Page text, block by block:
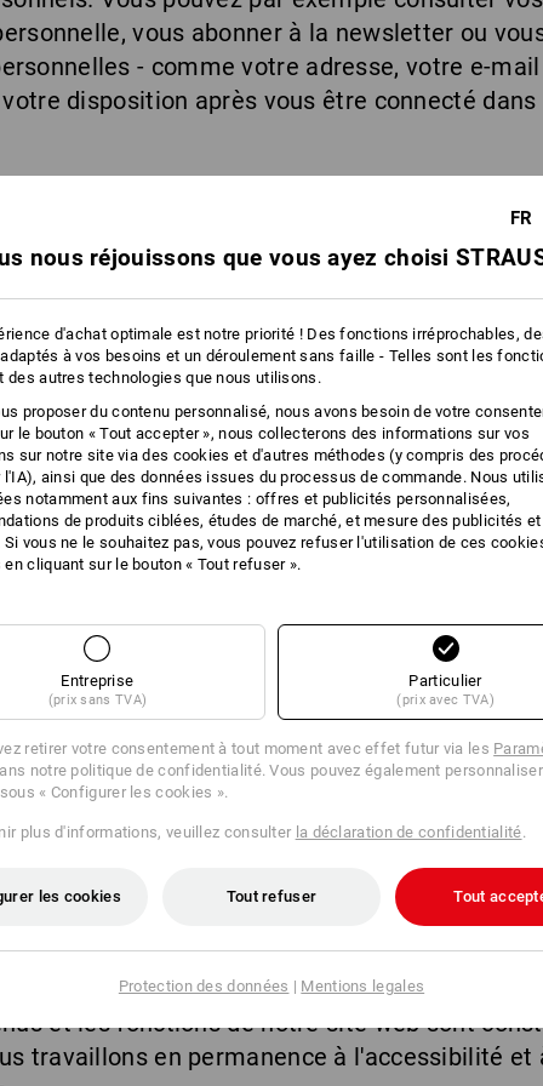
vous abonner à la newsletter ou
- comme votre adresse, votre e-
disposition après vous être connecté
en ligne
de notre boutique en ligne, nous avons
images: Toutes les images et icônes
notre site web permet une navigation
éléments interactifs tels que les liens, les
et en les activant par Enter ou la barre
Able®: notre site web intègre l'outilEye-
aux utilisateurs d'adapter individuellement la
peut citer
des caractères
et du contraste
et fonction de lecture
lumière bleue
comme l'agrandissement du curseur
ligne Strauss quant au respect des exigences
réalisée le01/04/2025. L'auto-évaluation
mondiales Web Content Accessibility
et les fonctions de notre site web sont
travaillons en permanence à l'accessibilité et
FR
nous réjouissons que vous ayez choisi
d'achat optimale est notre priorité ! Des fonctions irréprochables,
à vos besoins et un déroulement sans faille - Telles sont les
des autres technologies que nous utilisons.
proposer du contenu personnalisé, nous avons besoin de votre
le bouton « Tout accepter », nous collecterons des informations sur vos
sur notre site via des cookies et d'autres méthodes (y compris des
l'IA), ainsi que des données issues du processus de commande. Nous
notamment aux fins suivantes : offres et publicités personnalisées,
de produits ciblées, études de marché, et mesure des publicités et
Si vous ne le souhaitez pas, vous pouvez refuser l'utilisation de ces
cliquant sur le bouton « Tout refuser ».
Entreprise
(prix sans TVA)
Particulier
(prix avec TVA)
retirer votre consentement à tout moment avec effet futur via les
notre politique de confidentialité. Vous pouvez également
« Configurer les cookies ».
plus d'informations, veuillez consulter la déclaration de confidentialité.
les cookies Tout refuser Tout
Protection des données | Mentions legales